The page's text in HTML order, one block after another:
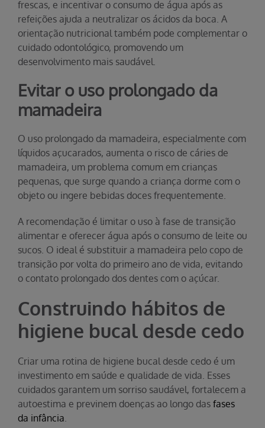
frescas, e incentivar o consumo de água após as
refeições ajuda a neutralizar os ácidos da boca. A
orientação nutricional também pode complementar o
cuidado odontológico, promovendo um
desenvolvimento mais saudável.
Evitar o uso prolongado da
mamadeira
O uso prolongado da mamadeira, especialmente com
líquidos açucarados, aumenta o risco de cáries de
mamadeira, um problema comum em crianças
pequenas, que surge quando a criança dorme com o
objeto ou ingere bebidas doces frequentemente.
A recomendação é limitar o uso à fase de transição
alimentar e oferecer água após o consumo de leite ou
sucos. O ideal é substituir a mamadeira pelo copo de
transição por volta do primeiro ano de vida, evitando
o contato prolongado dos dentes com o açúcar.
Construindo hábitos de
higiene bucal desde cedo
Criar uma rotina de higiene bucal desde cedo é um
investimento em saúde e qualidade de vida. Esses
cuidados garantem um sorriso saudável, fortalecem a
autoestima e previnem doenças ao longo das fases
da infância